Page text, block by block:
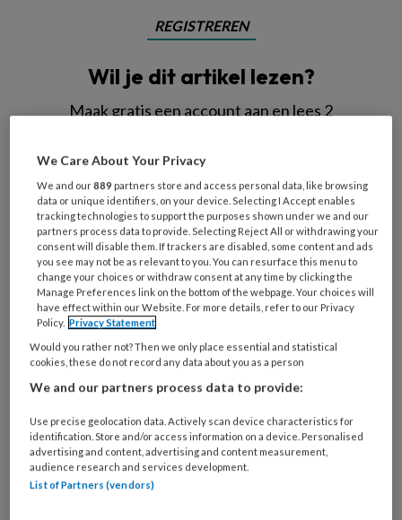
REGISTREREN
Wil je dit artikel lezen?
Maak gratis een account aan en lees 2
Al een account of abonnement? Log dan in
Wat
is
je
e-
mailadres?
*
Kies
je
wachtwoord* *
je
functie *
Bij
welke
organisatie
We Care About Your Privacy
We and our889 partners store and access personal data, like browsing
data or unique identifiers, on your device. Selecting I Accept enables
tracking technologies to support the purposes shown under we and our
partners process data to provide. Selecting Reject All or withdrawing your
consent will disable them. If trackers are disabled, some content and ads
you see may not be as relevant to you. You can resurface this menu to
change your choices or withdraw consent at any time by clicking the
Manage Preferences link on the bottom of the webpage. Your choices will
have effect within our Website. For more details, refer to our Privacy
Policy. Privacy Statement
Would you rather not? Then we only place essential and statistical
cookies, these do not record any data about you as a person
We and our partners process data to provide:
Use precise geolocation data. Actively scan device characteristics for
identification. Store and/or access information on a device. Personalised
advertising and content, advertising and content measurement,
audience research and services development.
List of Partners (vendors)